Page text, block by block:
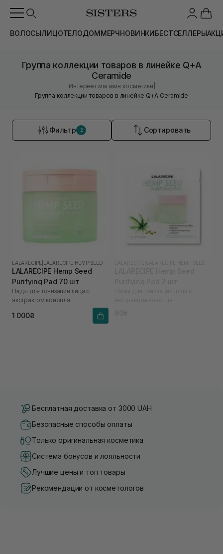
ВОЛОСЫЛИЦОТЕЛОДОММЕРЧНОВИНКИБЕСТСЕЛЛЕРЫ
Группа коллекции товаров в линейке Q+A
Ceramide
Интернет магазин косметики
Группа коллекции товаров в линейке Q+A Ceramide
Фильтр 2 Сортировать
LALARECIPE LALARECIPE HEMP SEED
LALARECIPE Hemp Seed
Purifying Pad 70 шт
Пэды для тонизации лица с
экстрактом конопля
1 000₴
Бесплатная доставка от 3000 UAH
Безопасные способы оплаты
Только оригинальная косметика
Система бонусов и лояльности
Лучшие цены и топ товары
Рекомендации от косметологов